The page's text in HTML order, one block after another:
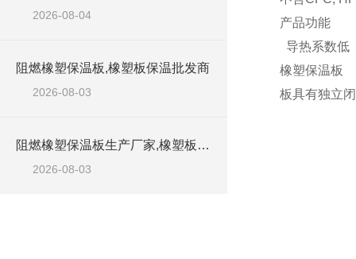
2026-08-04
阻燃橡塑保温板,橡塑板保温批发商
2026-08-03
阻燃橡塑保温板生产厂家,橡塑板优质工厂
2026-08-03
产品功能
导热系数低
橡塑保温板
板具有独立